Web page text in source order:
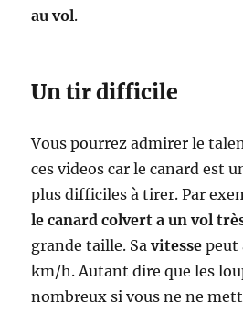
au vol.
Un tir difficile
Vous pourrez admirer le
ces videos car le canard est
plus difficiles à tirer. Par
le canard colvert a un vol
grande taille. Savitesse peut
km/h. Autant dire que les
nombreux si vous ne ne